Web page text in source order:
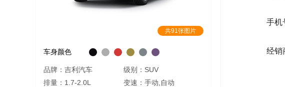
共91张图片
车身颜色
品牌：吉利汽车
级别：SUV
排量：1.7-2.0L
变速：手动,自动
手机
经销